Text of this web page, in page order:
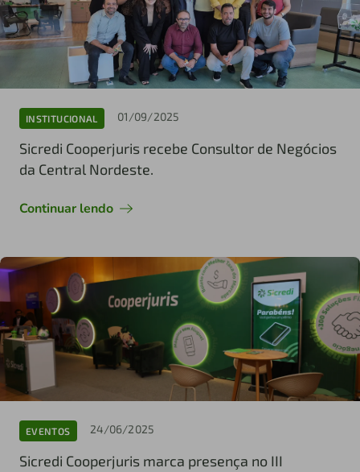
INSTITUCIONAL 01/09/2025
Sicredi Cooperjuris recebe Consultor de Negócios
da Central Nordeste.
Continuar lendo
EVENTOS 24/06/2025
Sicredi Cooperjuris marca presença no III